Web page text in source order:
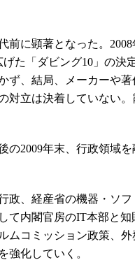
に顕著となった。
げた「ダビング10」の
ず、結局、メーカーや
対立は決着していない
2009年末、行政領域
政、経産省の機器・ソ
て内閣官房のIT本部と
ムコミッション政策、
強化していく。